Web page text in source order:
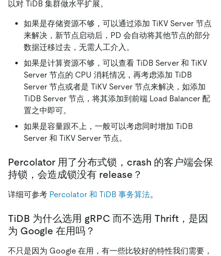
以对 TiDB 集群做水平扩展。
如果是存储资源不够，可以通过添加 TiKV Server 节点
来解决，新节点启动后，PD 会自动将其他节点的部分
数据迁移过去，无需人工介入。
如果是计算资源不够，可以查看 TiDB Server 和 TiKV
Server 节点的 CPU 消耗情况，再考虑添加 TiDB
Server 节点或者是 TiKV Server 节点来解决，如添加
TiDB Server 节点，将其添加到前端 Load Balancer 配
置之中即可。
如果是容量跟不上，一般可以考虑同时增加 TiDB
Server 和 TiKV Server 节点。
Percolator 用了分布式锁，crash 的客户端会保
持锁，会造成锁没有 release？
详细可参考 Percolator 和 TiDB 事务算法。
TiDB 为什么选用 gRPC 而不选用 Thrift，是因
为 Google 在用吗？
不只是因为 Google 在用，有一些比较好的特性我们需要，